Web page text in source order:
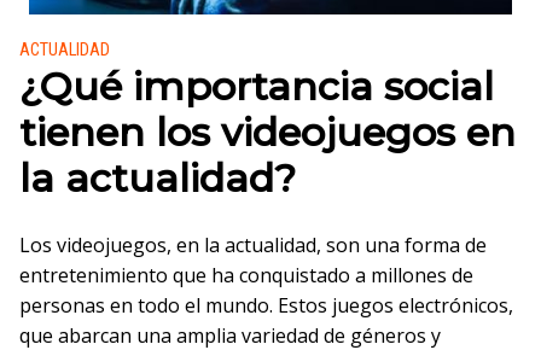
Publicado en:
ACTUALIDAD
¿Qué importancia social
tienen los videojuegos en
la actualidad?
Los videojuegos, en la actualidad, son una forma de
entretenimiento que ha conquistado a millones de
personas en todo el mundo. Estos juegos electrónicos,
que abarcan una amplia variedad de géneros y